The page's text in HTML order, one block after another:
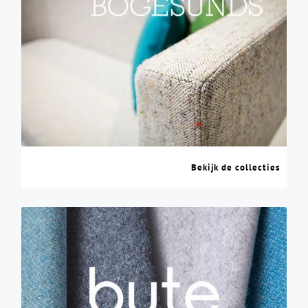
Bekijk de collecties